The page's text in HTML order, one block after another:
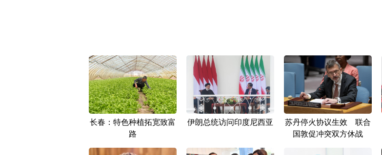
长春：特色种植拓宽致富
路
伊朗总统访问印度尼西亚
苏丹停火协议生效 联合
国敦促冲突双方休战